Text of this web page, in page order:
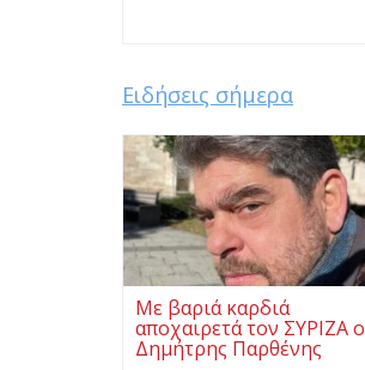
Ειδήσεις σήμερα
Με βαριά καρδιά
αποχαιρετά τον ΣΥΡΙΖΑ ο
Δημήτρης Παρθένης